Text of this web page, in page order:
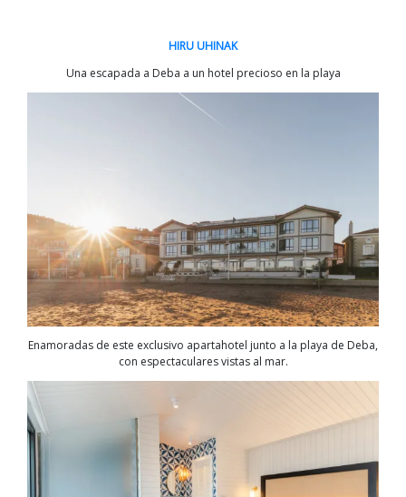
HIRU UHINAK
Una escapada a Deba a un hotel precioso en la playa
Enamoradas de este exclusivo apartahotel junto a la playa de Deba,
con espectaculares vistas al mar.